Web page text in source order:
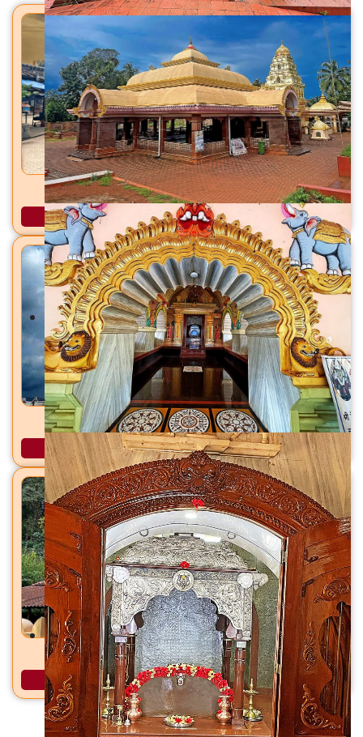
रामेश्वर महादेव मंदिर अकलोली, ता. भिवंडी, जि. ठाणे
अधिक माहिती
वज्रेश्वरी योगिनी मंदिर वज्रेश्वरी, ता. भिवंडी, जि. ठाणे
अधिक माहिती
ब्रम्हदेव मंदिर कोर्ले, ता. देवगड, जि. सिंधुदुर्ग
अधिक माहिती